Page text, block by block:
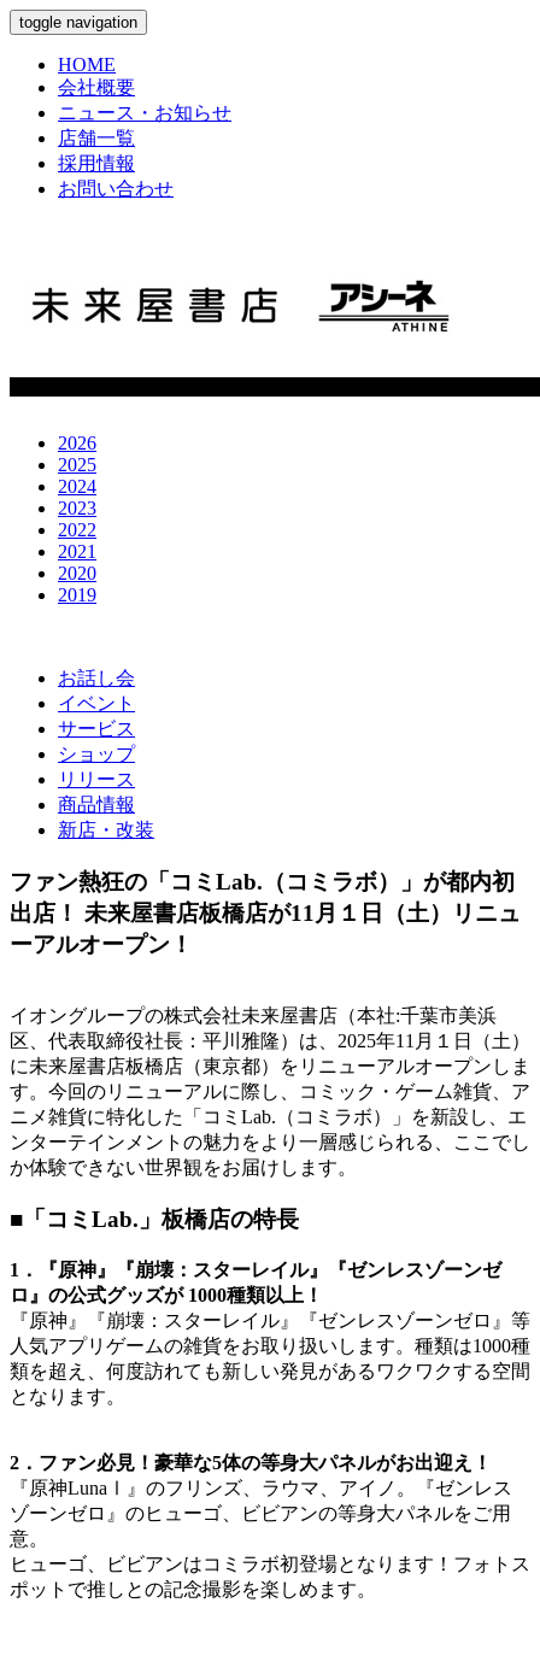
toggle navigation
HOME
会社概要
ニュース・お知らせ
店舗一覧
採用情報
お問い合わせ
2026
2025
2024
2023
2022
2021
2020
2019
お話し会
イベント
サービス
ショップ
リリース
商品情報
新店・改装
ファン熱狂の「コミLab.（コミラボ）」が都内初
出店！ 未来屋書店板橋店が11月１日（土）リニュ
ーアルオープン！
イオングループの株式会社未来屋書店（本社:千葉市美浜
区、代表取締役社長：平川雅隆）は、2025年11月１日（土）
に未来屋書店板橋店（東京都）をリニューアルオープンしま
す。今回のリニューアルに際し、コミック・ゲーム雑貨、ア
ニメ雑貨に特化した「コミLab.（コミラボ）」を新設し、エ
ンターテインメントの魅力をより一層感じられる、ここでし
か体験できない世界観をお届けします。
■「コミLab.」板橋店の特長
1．『原神』『崩壊：スターレイル』『ゼンレスゾーンゼ
ロ』の公式グッズが 1000種類以上！
『原神』『崩壊：スターレイル』『ゼンレスゾーンゼロ』等
人気アプリゲームの雑貨をお取り扱いします。種類は1000種
類を超え、何度訪れても新しい発見があるワクワクする空間
となります。
2．ファン必見！豪華な5体の等身大パネルがお出迎え！
『原神LunaⅠ』のフリンズ、ラウマ、アイノ。『ゼンレス
ゾーンゼロ』のヒューゴ、ビビアンの等身大パネルをご用
意。
ヒューゴ、ビビアンはコミラボ初登場となります！フォトス
ポットで推しとの記念撮影を楽しめます。